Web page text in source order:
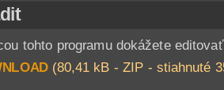
tohto programu dokážete
(80,41 kB - ZIP - stiahnuté